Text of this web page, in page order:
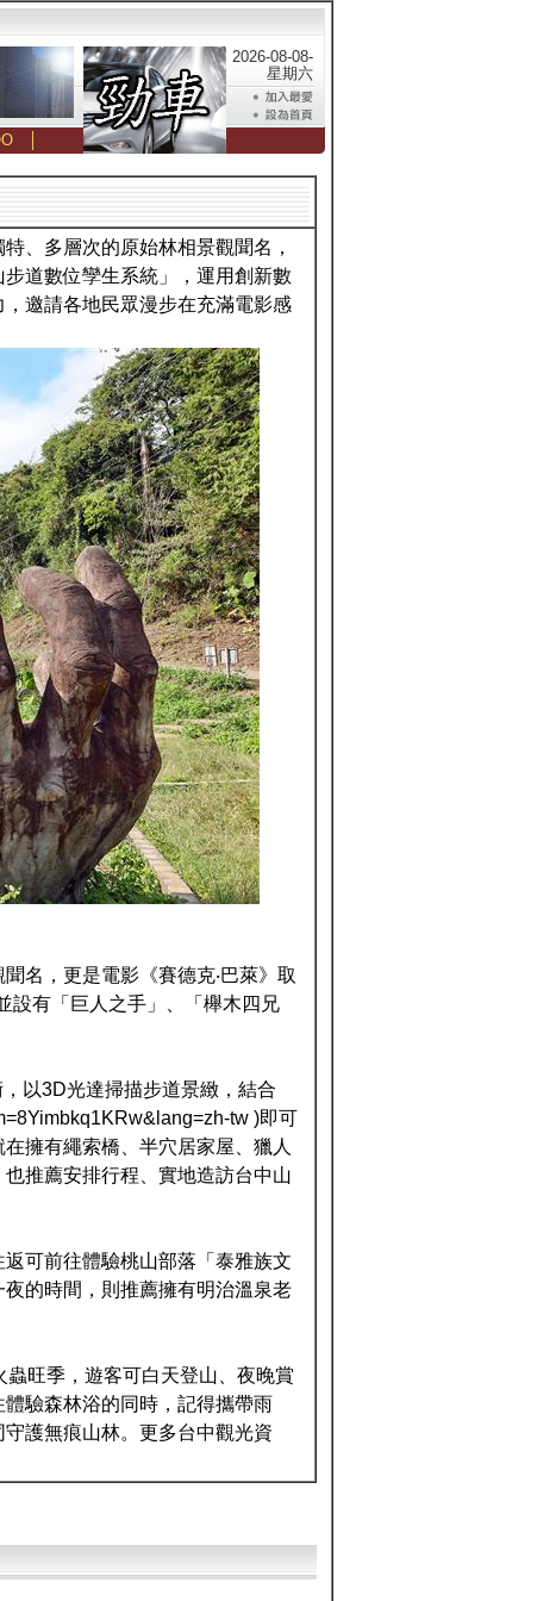
2026-08-08-
星期六
│
、多層次的原始林相景觀聞名，
道數位孿生系統」，運用創新數
邀請各地民眾漫步在充滿電影感
名，更是電影《賽德克‧巴萊》取
設有「巨人之手」、「櫸木四兄
以3D光達掃描步道景緻，結合
tw )即可
擁有繩索橋、半穴居家屋、獵人
推薦安排行程、實地造訪台中山
可前往體驗桃山部落「泰雅族文
的時間，則推薦擁有明治溫泉老
旺季，遊客可白天登山、夜晚賞
驗森林浴的同時，記得攜帶雨
護無痕山林。更多台中觀光資